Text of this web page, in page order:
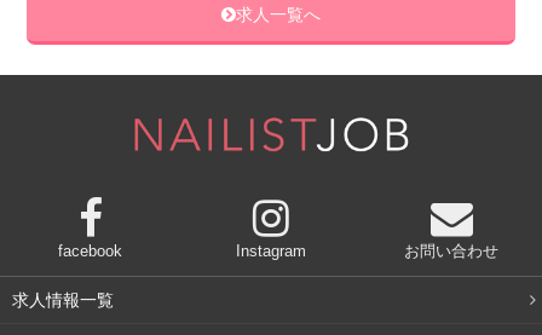
いよいよ中身を記入しましょう！記入する際は、
基本的に修正液の使用はご法度です。消せるボールペンで
ボールペンで記入しましょう。
一度シャーペンなどで下書きをしてから清書する場合、油
性ボールペンだと上から消しゴムをかけた際に擦れて汚く
求人一覧へ
facebook Instagram お問い合わせ
求人情報一覧